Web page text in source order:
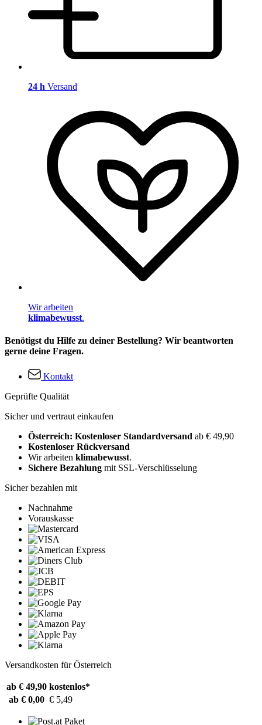
24 h Versand
Wir arbeiten
klimabewusst.
Benötigst du Hilfe zu deiner Bestellung? Wir beantworten
gerne deine Fragen.
Kontakt
Geprüfte Qualität
Sicher und vertraut einkaufen
Österreich: Kostenloser Standardversand ab € 49,90
Kostenloser Rückversand
Wir arbeiten klimabewusst.
Sichere Bezahlung mit SSL-Verschlüsselung
Sicher bezahlen mit
Nachnahme
Vorauskasse
Versandkosten für Österreich
ab € 49,90 kostenlos*
ab € 0,00 € 5,49